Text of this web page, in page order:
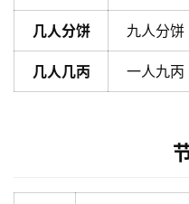
几人分饼 九人分饼
几人几丙 一人九丙